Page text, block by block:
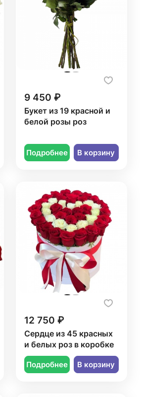
9 450 ₽
Букет из 19 красной и
белой розы роз
Подробнее В корзину
12 750 ₽
Сердце из 45 красных
и белых роз в коробке
Подробнее В корзину